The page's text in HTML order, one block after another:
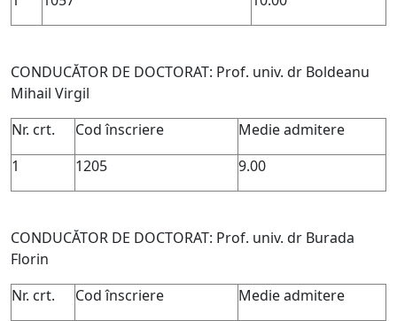
CONDUCĂTOR DE DOCTORAT: Prof. univ. dr Boldeanu
Mihail Virgil
Nr. crt.
Cod înscriere
Medie admitere
1
1205 9.00
CONDUCĂTOR DE DOCTORAT: Prof. univ. dr Burada
Florin
Nr. crt.
Cod înscriere
Medie admitere